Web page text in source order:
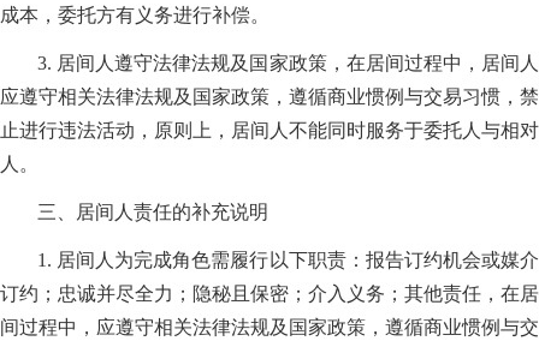
成本，委托方有义务进行补偿。
3. 居间人遵守法律法规及国家政策，在居间过程中，居间人
应遵守相关法律法规及国家政策，遵循商业惯例与交易习惯，禁
止进行违法活动，原则上，居间人不能同时服务于委托人与相对
人。
三、居间人责任的补充说明
1. 居间人为完成角色需履行以下职责：报告订约机会或媒介
订约；忠诚并尽全力；隐秘且保密；介入义务；其他责任，在居
间过程中，应遵守相关法律法规及国家政策，遵循商业惯例与交